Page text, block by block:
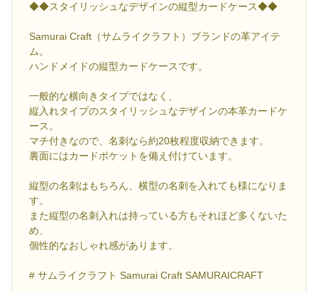
◆◆スタイリッシュなデザインの縦型カードケース◆◆
Samurai Craft（サムライクラフト）ブランドの革アイテ
ム。
ハンドメイドの縦型カードケースです。
一般的な横向きタイプではなく、
縦入れタイプのスタイリッシュなデザインの本革カードケ
ース。
マチ付きなので、名刺なら約20枚程度収納できます。
裏面にはカードポケットを備え付けています。
縦型の名刺はもちろん、横型の名刺を入れても様になりま
す。
また縦型の名刺入れは持っている方もそれほど多くないた
め、
個性的なおしゃれ感があります。
# サムライクラフト Samurai Craft SAMURAICRAFT